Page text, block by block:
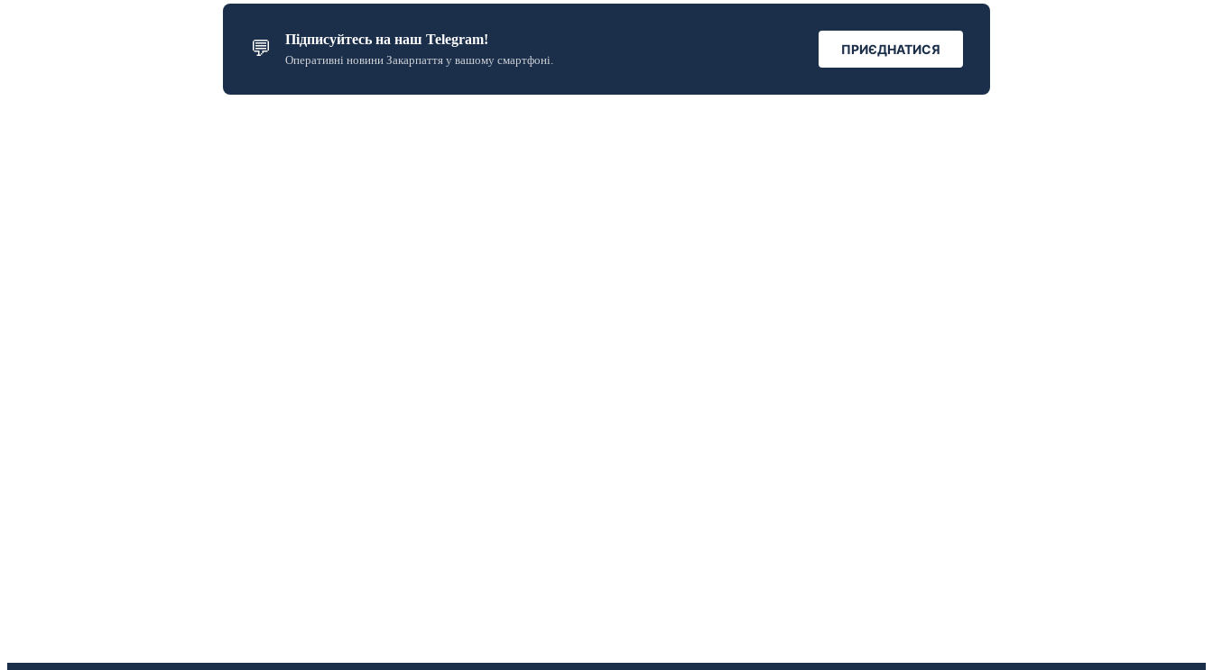
💬 Підписуйтесь на наш Telegram!
Оперативні новини Закарпаття у вашому смартфоні.
ПРИЄДНАТИСЯ